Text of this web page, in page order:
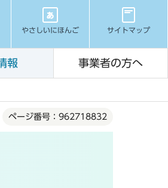
やさしいにほんご サイトマップ
報 事業者の方へ
ページ番号：962718832